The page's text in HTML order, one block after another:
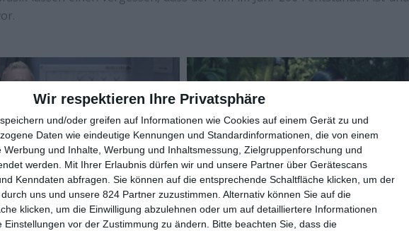
Wir respektieren Ihre Privatsphäre
und/oder greifen auf Informationen wie Cookies auf einem Gerät zu und
Daten wie eindeutige Kennungen und Standardinformationen, die von einem
und Inhalte, Werbung und Inhaltsmessung, Zielgruppenforschung und
werden.
Mit Ihrer Erlaubnis dürfen wir und unsere Partner über Gerätescans
Kenndaten abfragen. Sie können auf die entsprechende Schaltfläche klicken, um der
uns und unsere 824 Partner zuzustimmen. Alternativ können Sie auf die
klicken, um die Einwilligung abzulehnen oder um auf detailliertere Informationen
vor der Zustimmung zu ändern.
Bitte beachten Sie, dass die
nur die Anspielungen und Übertreibungen – wunderbar sind hier der